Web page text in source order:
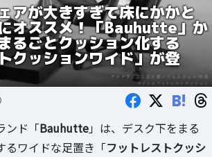
アが大きすぎて床にかかと
オススメ！「Bauhutte」か
るごとクッション化する
クッションワイド」が登
B!
ンド「Bauhutte」は、デスク下をまる
るワイドな足置き「フットレストクッシ